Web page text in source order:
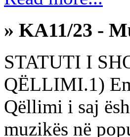
» KA11/23 -
STATUTI I
QËLLIMI.1)
Qëllimi і saj
muzikës në